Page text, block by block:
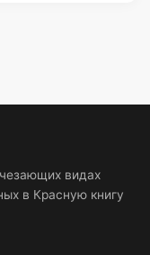
видах
в Красную книгу